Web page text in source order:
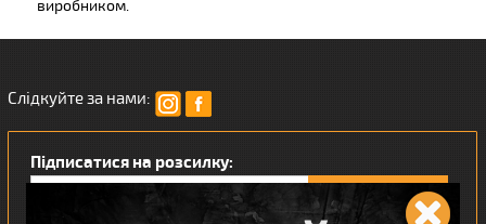
виробником.
Слідкуйте за нами:
Підписатися на розсилку: